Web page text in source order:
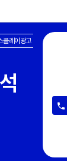
레이광고
물